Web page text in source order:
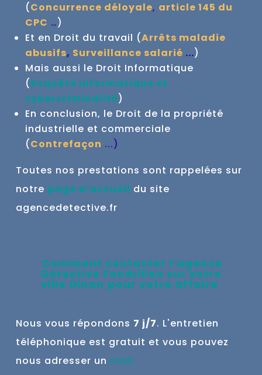
(Concurrence déloyale, article 145 du
CPC …)
Et en Droit du travail (Arrêts maladie
abusifs, Surveillance salarié ...)
Mais aussi le Droit Informatique
(Enquête informatique et
cybercriminalité)
En conclusion, le Droit de la propriété
industrielle et commerciale
(Contrefaçon ...)
Toutes nos prestations sont rappelées sur
notre page d’accueil du site
agencedetective.fr
Comment contacter l’agence
Détective Fondrillon sur votre
ville Dinan pour votre affaire
Nous vous répondons 7 j/7. L'entretien
téléphonique est gratuit et vous pouvez
nous adresser un mail.